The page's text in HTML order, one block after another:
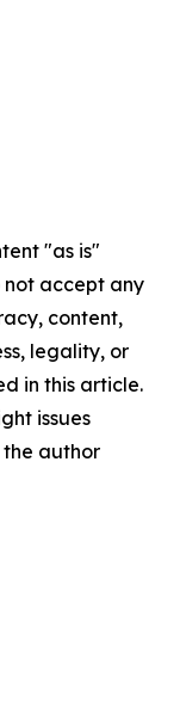
"as is"
accept any
content,
legality, or
in this article.
issues
author